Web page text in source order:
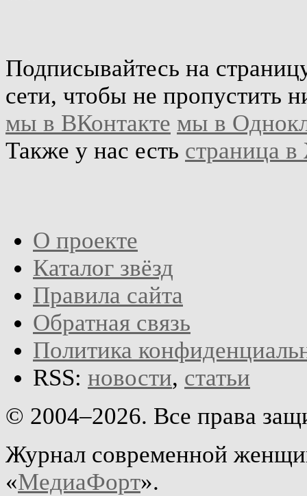
Подписывайтесь на
сети, чтобы не пропустить
мы в ВКонтакте мы в
Также у нас есть страница
О проекте
Каталог звёзд
Правила сайта
Обратная связь
Политика
RSS: новости, статьи
© 2004–2026. Все права
Журнал современной
«МедиаФорт».